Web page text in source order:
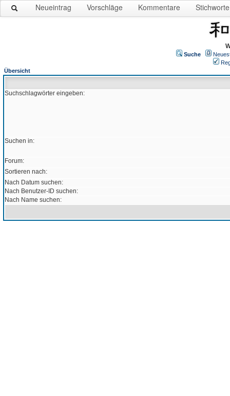
Neueintrag Vorschläge Kommentare Stichworte
Suche
Übersicht
Suchschlagwörter eingeben:
Suchen in:
Forum:
Sortieren nach:
Nach Datum suchen:
Nach Benutzer-ID suchen:
Nach Name suchen: